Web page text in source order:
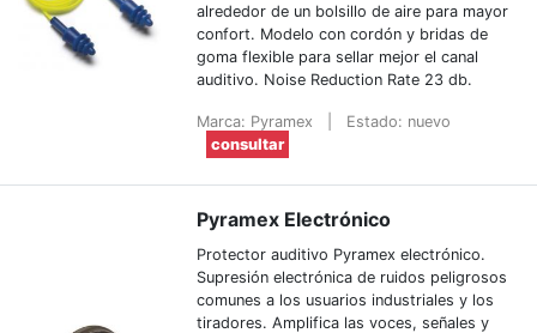
alrededor de un bolsillo de aire para mayor
confort. Modelo con cordón y bridas de
goma flexible para sellar mejor el canal
auditivo. Noise Reduction Rate 23 db.
Marca: Pyramex
Estado: nuevo
consultar
Pyramex Electrónico
Protector auditivo Pyramex electrónico.
Supresión electrónica de ruidos peligrosos
comunes a los usuarios industriales y los
tiradores. Amplifica las voces, señales y